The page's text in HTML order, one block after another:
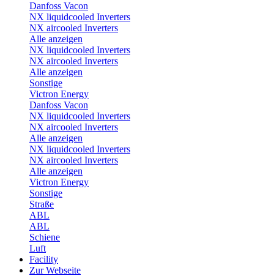
Danfoss Vacon
NX liquidcooled Inverters
NX aircooled Inverters
Alle anzeigen
NX liquidcooled Inverters
NX aircooled Inverters
Alle anzeigen
Sonstige
Victron Energy
Danfoss Vacon
NX liquidcooled Inverters
NX aircooled Inverters
Alle anzeigen
NX liquidcooled Inverters
NX aircooled Inverters
Alle anzeigen
Victron Energy
Sonstige
Straße
ABL
ABL
Schiene
Luft
Facility
Zur Webseite